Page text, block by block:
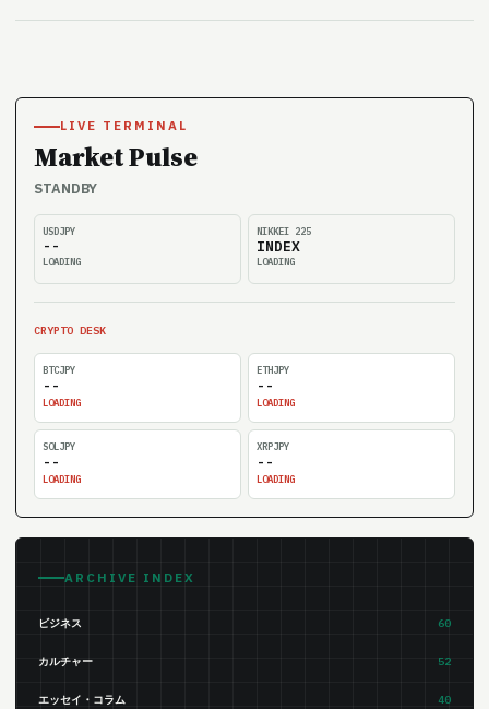
LIVE TERMINAL
Market Pulse
STANDBY
USDJPY
--
LOADING
NIKKEI 225
INDEX
LOADING
CRYPTO DESK
BTCJPY
--
LOADING
ETHJPY
--
LOADING
SOLJPY
--
LOADING
XRPJPY
--
LOADING
ARCHIVE INDEX
ビジネス 60
カルチャー 52
エッセイ・コラム 40